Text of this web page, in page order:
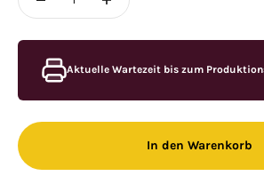
Aktuelle Wartezeit bis zum
In den Warenkorb